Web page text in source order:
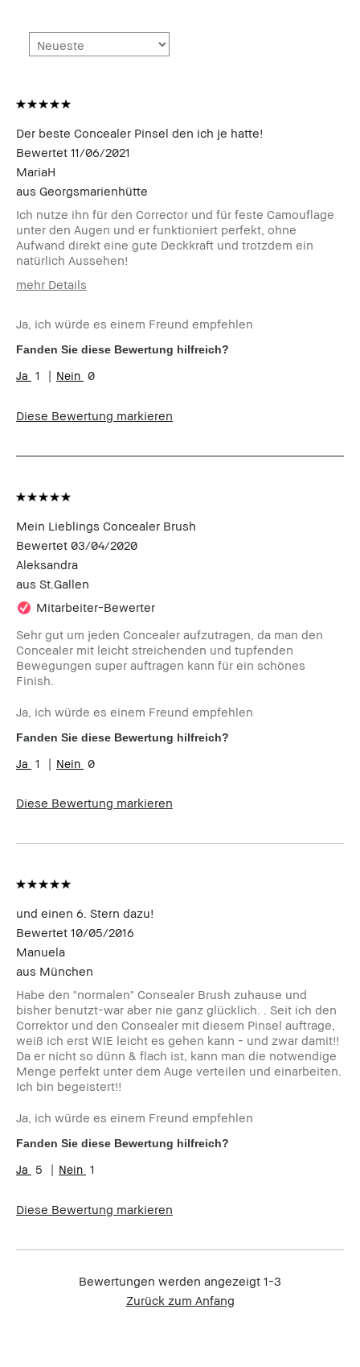
Der beste Concealer Pinsel den ich je hatte!
Bewertet 11/06/2021
MariaH
aus Georgsmarienhütte
Ich nutze ihn für den Corrector und für feste Camouflage
unter den Augen und er funktioniert perfekt, ohne
Aufwand direkt eine gute Deckkraft und trotzdem ein
natürlich Aussehen!
mehr Details
Hauttyp
Normal
Hautton
Sehr hell - Hell
Hautbedürfnis(se)
Ja, ich würde es einem Freund empfehlen
Fanden Sie diese Bewertung hilfreich?
1 0
Diese Bewertung markieren
Mein Lieblings Concealer Brush
Bewertet 03/04/2020
Aleksandra
aus St.Gallen
Mitarbeiter-Bewerter
Sehr gut um jeden Concealer aufzutragen, da man den
Concealer mit leicht streichenden und tupfenden
Bewegungen super auftragen kann für ein schönes
Finish.
Ja, ich würde es einem Freund empfehlen
Fanden Sie diese Bewertung hilfreich?
1 0
Diese Bewertung markieren
und einen 6. Stern dazu!
Bewertet 10/05/2016
Manuela
aus München
Habe den "normalen" Consealer Brush zuhause und
bisher benutzt-war aber nie ganz glücklich. . Seit ich den
Correktor und den Consealer mit diesem Pinsel auftrage,
weiß ich erst WIE leicht es gehen kann - und zwar damit!!
Da er nicht so dünn & flach ist, kann man die notwendige
Menge perfekt unter dem Auge verteilen und einarbeiten.
Ich bin begeistert!!
Ja, ich würde es einem Freund empfehlen
Fanden Sie diese Bewertung hilfreich?
5 1
Diese Bewertung markieren
Bewertungen werden angezeigt 1-3
Zurück zum Anfang